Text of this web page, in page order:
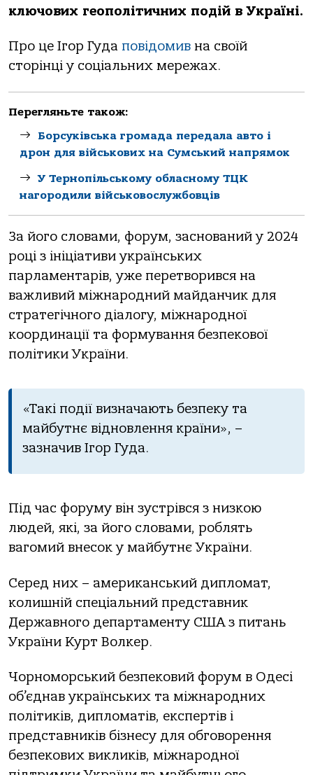
ключових геополітичних подій в Україні.
Про це Ігор Гуда повідомив на своїй
сторінці у соціальних мережах.
Перегляньте також:
Борсуківська громада передала авто і
дрон для військових на Сумський напрямок
У Тернопільському обласному ТЦК
нагородили військовослужбовців
За його словами, форум, заснований у 2024
році з ініціативи українських
парламентарів, уже перетворився на
важливий міжнародний майданчик для
стратегічного діалогу, міжнародної
координації та формування безпекової
політики України.
«Такі події визначають безпеку та
майбутнє відновлення країни», –
зазначив Ігор Гуда.
Під час форуму він зустрівся з низкою
людей, які, за його словами, роблять
вагомий внесок у майбутнє України.
Серед них – американський дипломат,
колишній спеціальний представник
Державного департаменту США з питань
України Курт Волкер.
Чорноморський безпековий форум в Одесі
об’єднав українських та міжнародних
політиків, дипломатів, експертів і
представників бізнесу для обговорення
безпекових викликів, міжнародної